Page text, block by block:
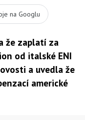
na Googlu
že zaplatí za
od italské ENI
a uvedla že
americké